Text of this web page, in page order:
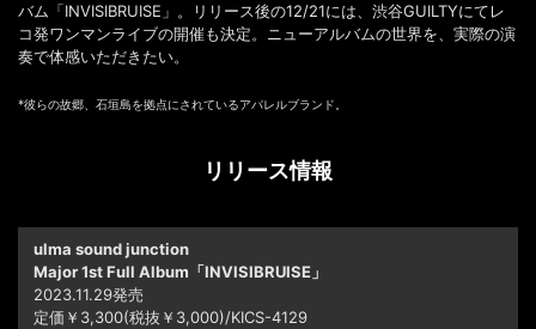
バム「INVISIBRUISE」。リリース後の12/21には、渋谷GUILTYにてレ
コ発ワンマンライブの開催も決定。ニューアルバムの世界を、実際の演
奏で体感いただきたい。
*彼らの故郷、石垣島を拠点にされているアパレルブランド。
リリース情報
ulma sound junction
Major 1st Full Album「INVISIBRUISE」
2023.11.29発売
定価￥3,300(税抜￥3,000)/KICS-4129